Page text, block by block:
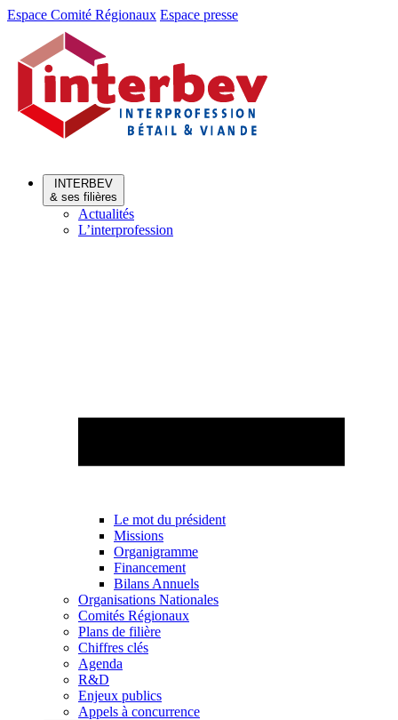
Aller
Aller
contenu
Espace Comité Régionaux Espace presse
INTERBEV
& ses filières
Actualités
L’interprofession
Le mot du président
Missions
Organigramme
Financement
Bilans Annuels
Organisations Nationales
Comités Régionaux
Plans de filière
Chiffres clés
Agenda
R&D
Enjeux publics
Appels à concurrence